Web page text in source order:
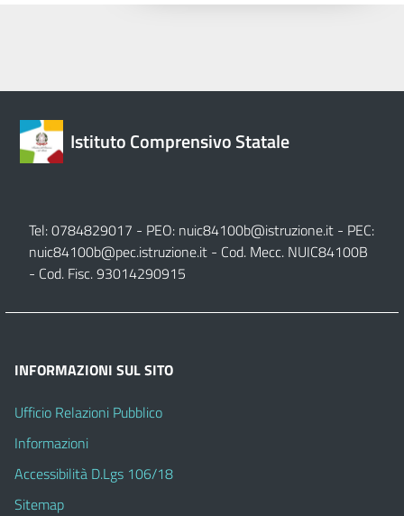
Istituto Comprensivo Statale
Tel: 0784829017 - PEO: nuic84100b@istruzione.it - PEC:
nuic84100b@pec.istruzione.it - Cod. Mecc. NUIC84100B
- Cod. Fisc. 93014290915
INFORMAZIONI SUL SITO
Ufficio Relazioni Pubblico
Informazioni
Accessibilità D.Lgs 106/18
Sitemap